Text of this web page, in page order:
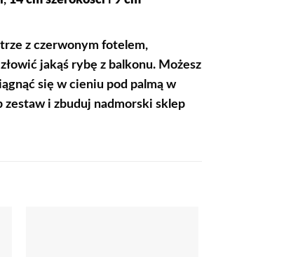
z czerwonym fotelem,
jakąś rybę z balkonu. Możesz
się w cieniu pod palmą w
i zbuduj nadmorski sklep